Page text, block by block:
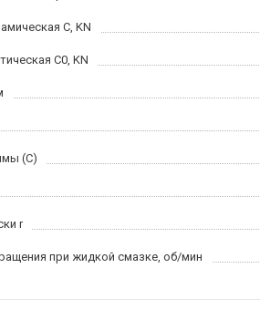
C, KN
C0, KN
(C)
r
при жидкой смазке, об/мин